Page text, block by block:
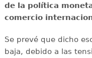
de la política
comercio
Se prevé que dicho
baja, debido a las